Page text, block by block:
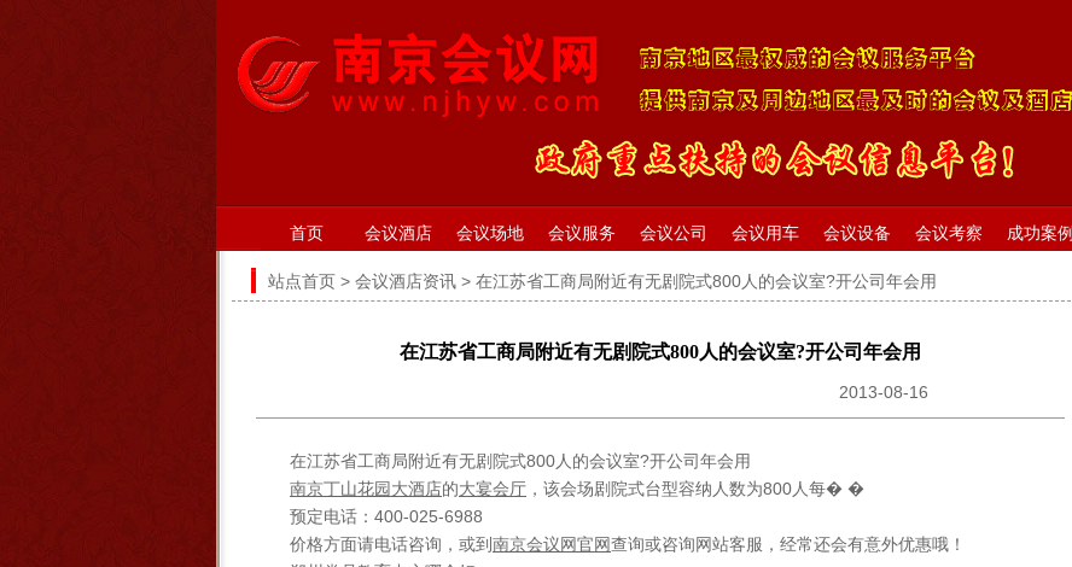
首页 会议酒店 会议场地 会议服务 会议公司 会议用车 会议设备 会议考察 成功案例
站点首页 > 会议酒店资讯 > 在江苏省工商局附近有无剧院式800人的会议室?开公司年会用
在江苏省工商局附近有无剧院式800人的会议室?开公司年会用
2013-08-16
在江苏省工商局附近有无剧院式800人的会议室?开公司年会用
南京丁山花园大酒店的大宴会厅 ，该会场剧院式台型容纳人数为800人每� �
预定电话：400-025-6988
价格方面请电话咨询，或到 南京会议网官网查询或咨询网站客服，经常还会有意外优惠哦！